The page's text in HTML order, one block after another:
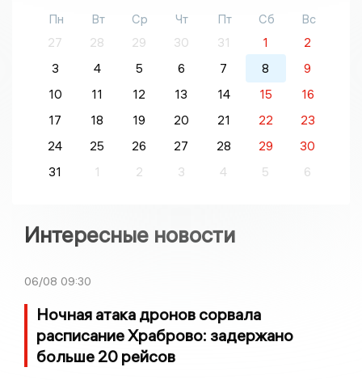
Пн Вт Ср Чт Пт Сб
Вс
27
28 29 30 31 1
2
3
4 5 6 7 8
9
10
11 12 13 14 15
16
17
18 19 20 21 22
23
24
25 26 27 28 29
30
31
1 2 3 4 5 6
Интересные новости
06/08 09:30
Ночная атака дронов сорвала
расписание Храброво: задержано
больше 20 рейсов